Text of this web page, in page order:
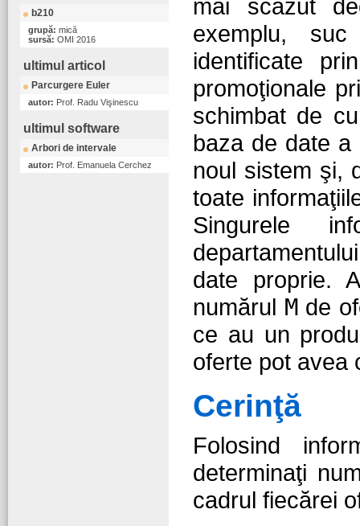
b210
grupă: mică
sursă: OMI 2016
ultimul articol
Parcurgere Euler
autor: Prof. Radu Vişinescu
ultimul software
Arbori de intervale
autor: Prof. Emanuela Cerchez
mai scăzut
exemplu,
identificate
promoţionale
schimbat de
baza de date a
noul sistem şi,
toate
Singurele
date proprie.
numărul Mde
ce au un
oferte pot avea
Cerinţă
Folosind
determinaţi
cadrul fiecărei